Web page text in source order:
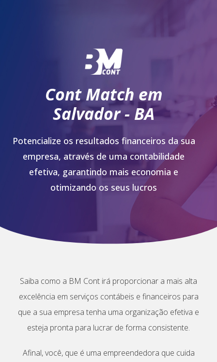
Cont Match em
Salvador - BA
Potencialize os resultados financeiros da sua
empresa, através de uma contabilidade
efetiva, garantindo mais economia e
otimizando os seus lucros
Saiba como a BM Cont irá proporcionar a mais alta
excelência em serviços contábeis e financeiros para
que a sua empresa tenha uma organização efetiva e
esteja pronta para lucrar de forma consistente.
Afinal, você, que é uma empreendedora que cuida